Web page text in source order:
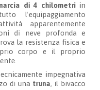
di 4 chilometriin
l’equipaggiamento
apparentemente
di neve profonda e
la resistenza fisica e
corpo e il proprio
impegnativa
di una truna, il bivacco